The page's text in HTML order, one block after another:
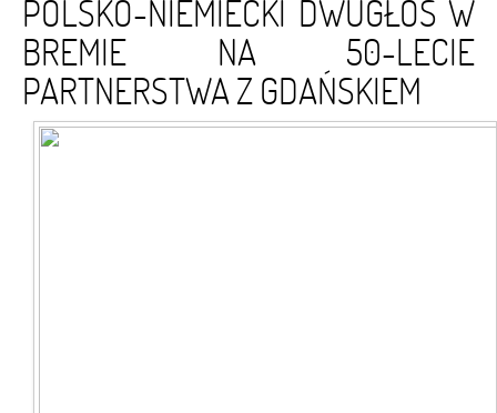
POLSKO-NIEMIECKI DWUGŁOS W
BREMIE NA 50-LECIE
PARTNERSTWA Z GDAŃSKIEM